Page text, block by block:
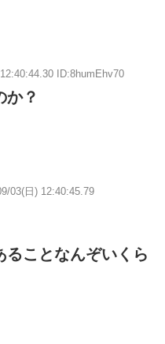
ID:8humEhv70
か？
03(日) 12:40:45.79
ることなんぞいくら